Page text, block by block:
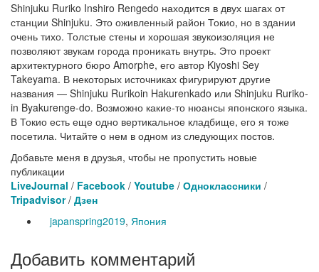
Shinjuku Ruriko Inshiro Rengedo находится в двух шагах от
станции Shinjuku. Это оживленный район Токио, но в здании
очень тихо. Толстые стены и хорошая звукоизоляция не
позволяют звукам города проникать внутрь. Это проект
архитектурного бюро Amorphe, его автор Kiyoshi Sey
Takeyama. В некоторых источниках фигурируют другие
названия — Shinjuku Rurikoin Hakurenkado или Shinjuku Ruriko-
in Byakurenge-do. Возможно какие-то нюансы японского языка.
В Токио есть еще одно вертикальное кладбище, его я тоже
посетила. Читайте о нем в одном из следующих постов.
Добавьте меня в друзья, чтобы не пропустить новые
публикации
LiveJournal / Facebook / Youtube / Одноклассники /
Tripadvisor/ Дзен
japanspring2019, Япония
Добавить комментарий